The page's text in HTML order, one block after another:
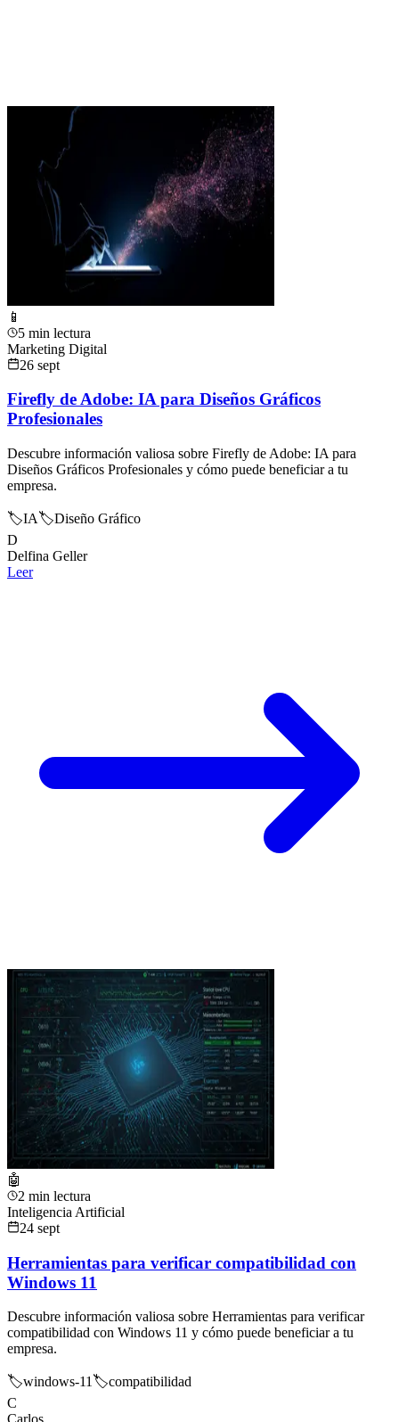
📱
5 min lectura
Marketing Digital
26 sept
Firefly de Adobe: IA para Diseños Gráficos
Profesionales
Descubre información valiosa sobre Firefly de Adobe: IA para
Diseños Gráficos Profesionales y cómo puede beneficiar a tu
empresa.
🏷️IA🏷️Diseño Gráfico
D
Delfina Geller
Leer
🤖
2 min lectura
Inteligencia Artificial
24 sept
Herramientas para verificar compatibilidad con
Windows 11
Descubre información valiosa sobre Herramientas para verificar
compatibilidad con Windows 11 y cómo puede beneficiar a tu
empresa.
🏷️windows-11🏷️compatibilidad
C